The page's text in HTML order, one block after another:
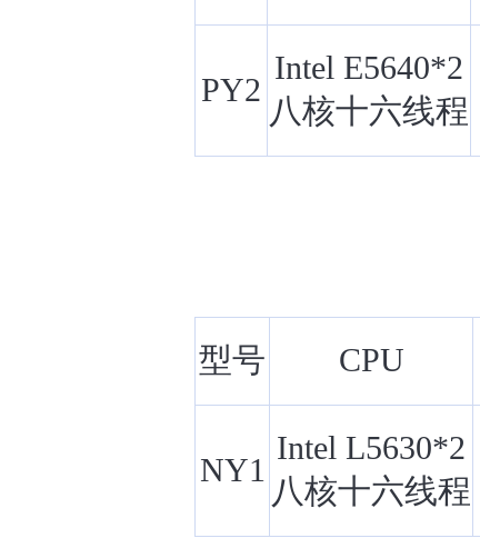
PY2
Intel E5640*2
八核十六线程
型号 CPU
NY1
Intel L5630*2
八核十六线程